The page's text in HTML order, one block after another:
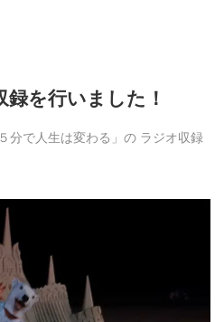
を行いました！
分で人生は変わる」の ラジオ収録